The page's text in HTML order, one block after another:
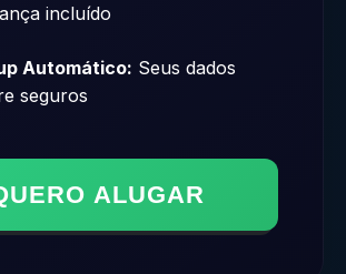
incluído
Automático: Seus dados
seguros
ALUGAR